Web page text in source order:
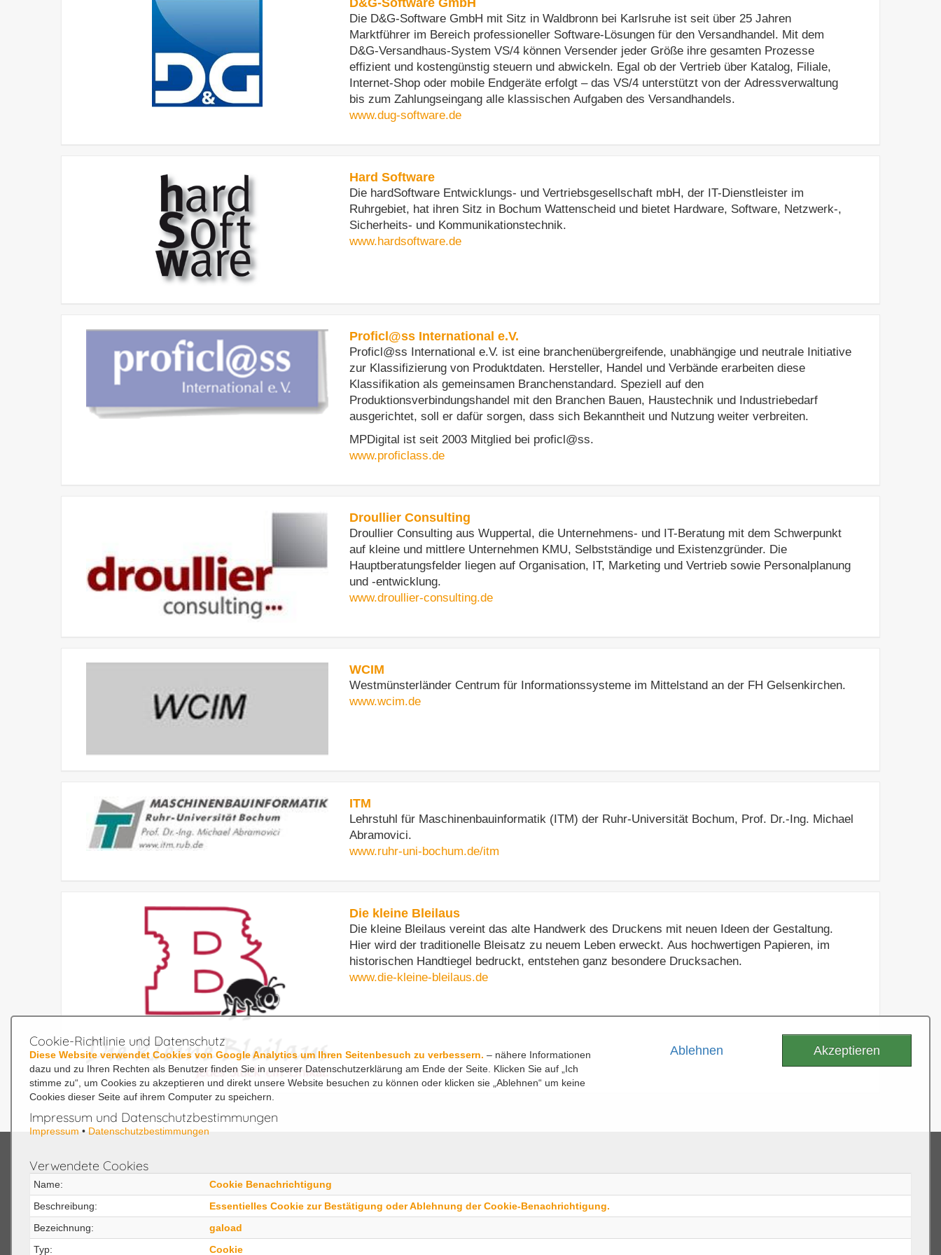
D&G-Software GmbH
Die D&G-Software GmbH mit Sitz in Waldbronn bei Karlsruhe ist seit über 25 Jahren
Marktführer im Bereich professioneller Software-Lösungen für den Versandhandel. Mit dem
D&G-Versandhaus-System VS/4 können Versender jeder Größe ihre gesamten Prozesse
effizient und kostengünstig steuern und abwickeln. Egal ob der Vertrieb über Katalog, Filiale,
Internet-Shop oder mobile Endgeräte erfolgt – das VS/4 unterstützt von der Adressverwaltung
bis zum Zahlungseingang alle klassischen Aufgaben des Versandhandels.
www.dug-software.de
Hard Software
Die hardSoftware Entwicklungs- und Vertriebsgesellschaft mbH, der IT-Dienstleister im
Ruhrgebiet, hat ihren Sitz in Bochum Wattenscheid und bietet Hardware, Software, Netzwerk-,
Sicherheits- und Kommunikationstechnik.
www.hardsoftware.de
Proficl@ss International e.V.
Proficl@ss International e.V. ist eine branchenübergreifende, unabhängige und neutrale Initiative
zur Klassifizierung von Produktdaten. Hersteller, Handel und Verbände erarbeiten diese
Klassifikation als gemeinsamen Branchenstandard. Speziell auf den
Produktionsverbindungshandel mit den Branchen Bauen, Haustechnik und Industriebedarf
ausgerichtet, soll er dafür sorgen, dass sich Bekanntheit und Nutzung weiter verbreiten.
MPDigital ist seit 2003 Mitglied bei proficl@ss.
www.proficlass.de
Droullier Consulting
Droullier Consulting aus Wuppertal, die Unternehmens- und IT-Beratung mit dem Schwerpunkt
auf kleine und mittlere Unternehmen KMU, Selbstständige und Existenzgründer. Die
Hauptberatungsfelder liegen auf Organisation, IT, Marketing und Vertrieb sowie Personalplanung
und -entwicklung.
www.droullier-consulting.de
WCIM
Westmünsterländer Centrum für Informationssysteme im Mittelstand an der FH Gelsenkirchen.
www.wcim.de
ITM
Lehrstuhl für Maschinenbauinformatik (ITM) der Ruhr-Universität Bochum, Prof. Dr.-Ing. Michael
Abramovici.
www.ruhr-uni-bochum.de/itm
Die kleine Bleilaus
Die kleine Bleilaus vereint das alte Handwerk des Druckens mit neuen Ideen der Gestaltung.
Hier wird der traditionelle Bleisatz zu neuem Leben erweckt. Aus hochwertigen Papieren, im
historischen Handtiegel bedruckt, entstehen ganz besondere Drucksachen.
www.die-kleine-bleilaus.de
MPDigital
Karriere IT Fachinformatiker
Karriere Ausbildung
CX30 Informationen
CX30 TOOLBOX
CX30 PIM Produkt Informations
Heckinghauser Str. 21-31
Cookie-Richtlinie und Datenschutz
Diese Website verwendet Cookies von Google Analytics um Ihren Seitenbesuch zu verbessern. – nähere Informationen
dazu und zu Ihren Rechten als Benutzer finden Sie in unserer Datenschutzerklärung am Ende der Seite. Klicken Sie auf „Ich
stimme zu“, um Cookies zu akzeptieren und direkt unsere Website besuchen zu können oder klicken sie „Ablehnen“ um keine
Cookies dieser Seite auf ihrem Computer zu speichern.
Ablehnen Akzeptieren
Impressum und Datenschutzbestimmungen
Impressum • Datenschutzbestimmungen
Verwendete Cookies
Name:
Cookie Benachrichtigung
Beschreibung:
Essentielles Cookie zur Bestätigung oder Ablehnung der Cookie-Benachrichtigung.
Bezeichnung:
gaload
Typ:
Cookie